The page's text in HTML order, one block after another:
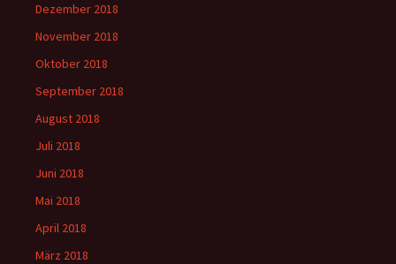
Dezember 2018
November 2018
Oktober 2018
September 2018
August 2018
Juli 2018
Juni 2018
Mai 2018
April 2018
März 2018